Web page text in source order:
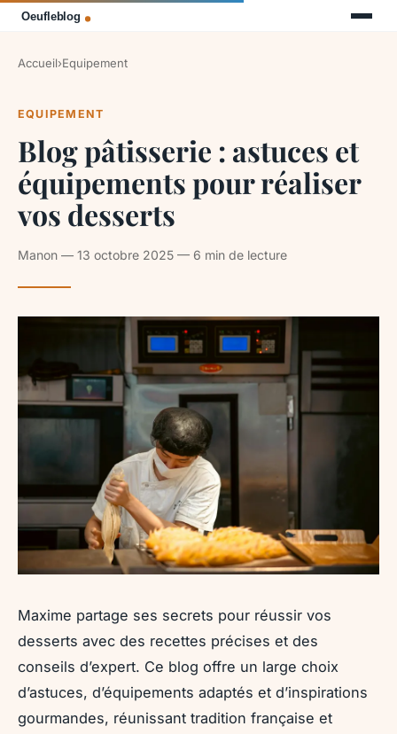
Accueil›Equipement
EQUIPEMENT
Blog pâtisserie : astuces et
équipements pour réaliser
vos desserts
Manon — 13 octobre 2025 — 6 min de lecture
Maxime partage ses secrets pour réussir vos
desserts avec des recettes précises et des
conseils d’expert. Ce blog offre un large choix
d’astuces, d’équipements adaptés et d’inspirations
gourmandes, réunissant tradition française et